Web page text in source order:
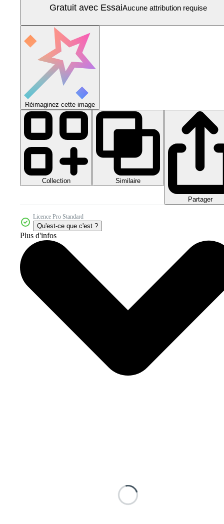
Gratuit avec EssaiAucune attribution requise
Réimaginez cette image
Collection Similaire
Partager
Licence Pro Standard
Qu'est-ce que c'est ?
Plus d'infos